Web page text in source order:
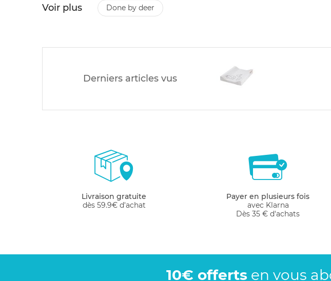
Voir plus done by deer
Derniers articles vus
Livraison gratuite
dès 59.9€ d'achat
Payer en plusieurs fois
avec Klarna
Dès 35 € d'achats
10€ offertsen vous